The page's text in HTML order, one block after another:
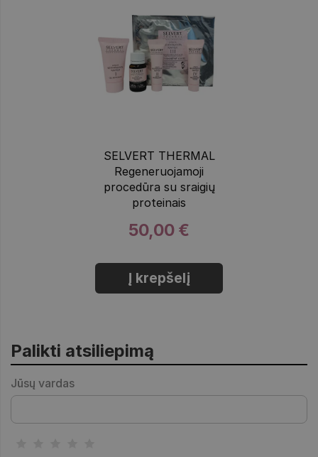
SELVERT THERMAL
Regeneruojamoji
procedūra su sraigių
proteinais
50,00 €
Į krepšelį
Palikti atsiliepimą
Jūsų vardas